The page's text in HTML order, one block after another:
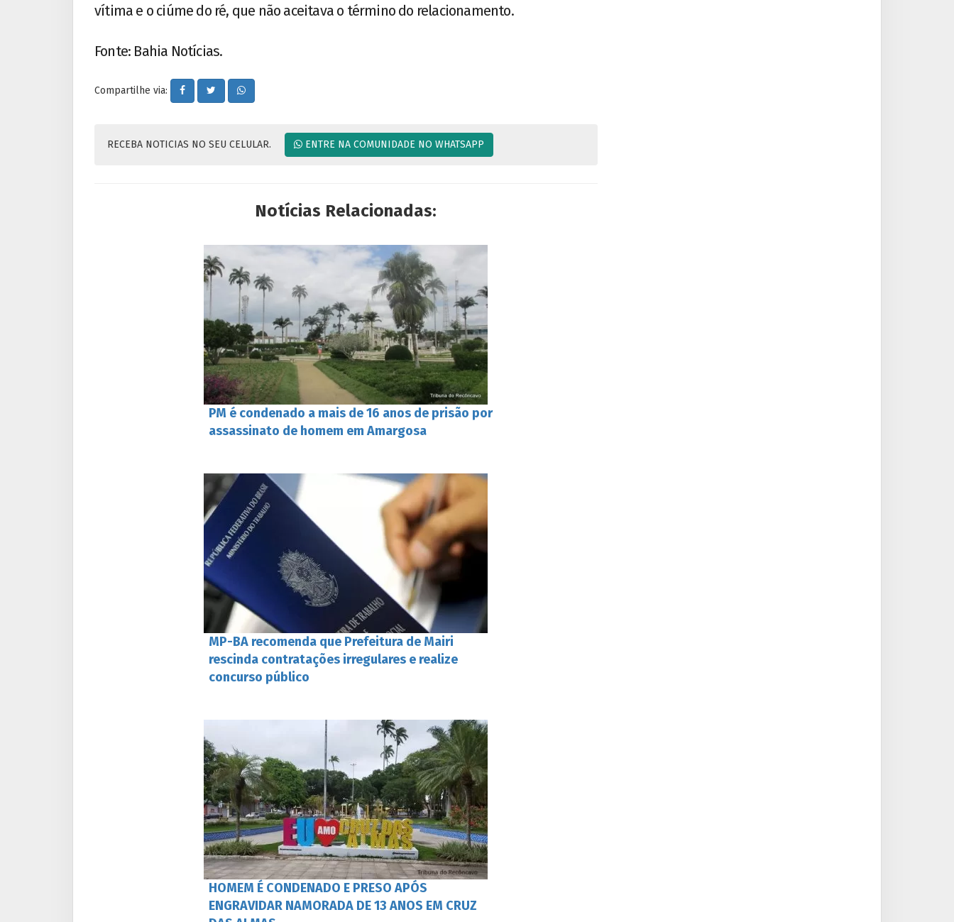
vítima e o ciúme do ré, que não aceitava o término do relacionamento.
Fonte: Bahia Notícias.
Compartilhe via:
RECEBA NOTICIAS NO SEU CELULAR. ENTRE NA COMUNIDADE NO WHATSAPP
Notícias Relacionadas:
PM é condenado a mais de 16 anos de prisão por
assassinato de homem em Amargosa
MP-BA recomenda que Prefeitura de Mairi
rescinda contratações irregulares e realize
concurso público
HOMEM É CONDENADO E PRESO APÓS
ENGRAVIDAR NAMORADA DE 13 ANOS EM CRUZ